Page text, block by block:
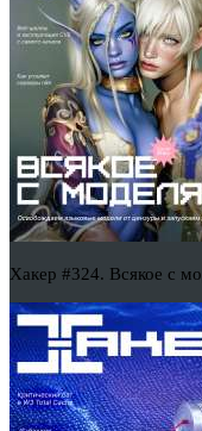
Хакер #324. Всякое с